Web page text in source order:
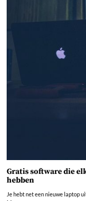
Gratis software die
hebben
Je hebt net een nieuwe laptop